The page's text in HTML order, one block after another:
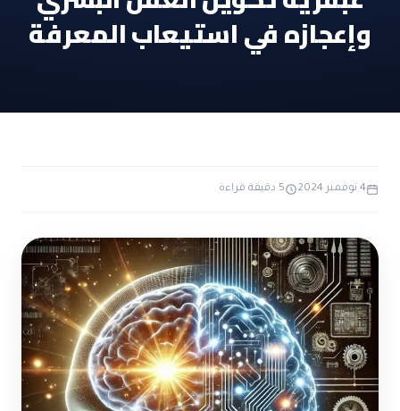
الاعجاز في علوم الفلك والفضاء
الاعجاز العلمي في الكائنات الحية
الاعجاز العلمي علوم الطب و الحياة
آيات الله في خلق الكون
ابداعات اسلامية
مقالات اسلامية
شبهات وردود
المؤلفون
وإعجازه في استيعاب المعرفة
4 نوفمبر 2024 5 دقيقة قراءة